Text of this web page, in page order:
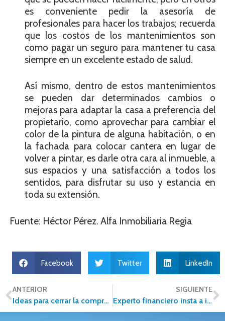
es conveniente pedir la asesoría de
profesionales para hacer los trabajos; recuerda
que los costos de los mantenimientos son
como pagar un seguro para mantener tu casa
siempre en un excelente estado de salud.
Así mismo, dentro de estos mantenimientos
se pueden dar determinados cambios o
mejoras para adaptar la casa a preferencia del
propietario, como aprovechar para cambiar el
color de la pintura de alguna habitación, o en
la fachada para colocar cantera en lugar de
volver a pintar, es darle otra cara al inmueble, a
sus espacios y una satisfacción a todos los
sentidos, para disfrutar su uso y estancia en
toda su extensión.
Fuente: Héctor Pérez. Alfa Inmobiliaria Regia
Facebook Twitter LinkedIn
ANTERIOR
Ideas para cerrar la compraventa de una casa antes de fin de año
SIGUIENTE
Experto financiero insta a invertir en bienes raíces